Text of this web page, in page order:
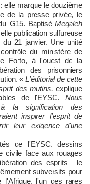
elle marque le douzième
de la presse privée, le
G15. Baptisé Meqaleh
publication sulfureuse
21 janvier. Une unité
du ministère de
Forto, à l'ouest de la
des prisonniers
« L'éditorial de cette
des mutins, explique
de l'EYSC. Nous
à la signification des
inspirer l'esprit de
leur exigence d'une
de l'EYSC, dessins
civile face aux rouages
des esprits : le
subversifs pour
l'un des rares